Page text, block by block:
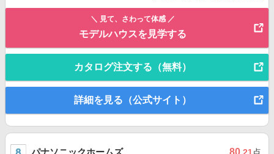
＼ 見て、さわって体感 ／
モデルハウスを見学する
カタログ注文する（無料）
詳細を見る（公式サイト）
パナソニックホームズ 80